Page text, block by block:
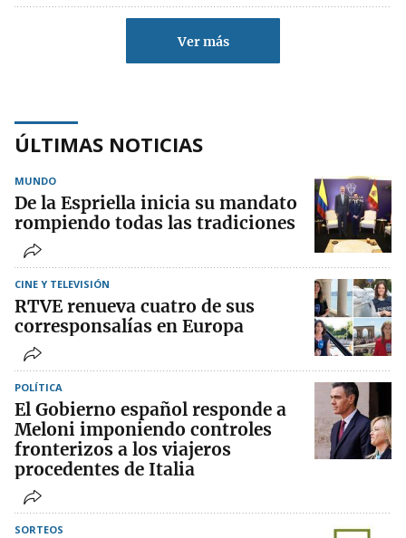
Ver más
ÚLTIMAS NOTICIAS
MUNDO
De la Espriella inicia su mandato
rompiendo todas las tradiciones
CINE Y TELEVISIÓN
RTVE renueva cuatro de sus
corresponsalías en Europa
POLÍTICA
El Gobierno español responde a
Meloni imponiendo controles
fronterizos a los viajeros
procedentes de Italia
SORTEOS